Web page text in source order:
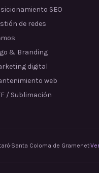
SEO
de redes
& Branding
digital
web
/ Sublimación
·Santa Coloma de Gramenet·